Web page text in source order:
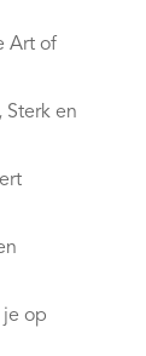
Art of
Sterk en
je op